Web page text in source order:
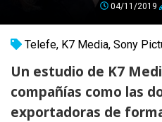
04/11/2019
Telefe, K7 Media, Sony
Un estudio de K7
compañías como las
exportadoras de